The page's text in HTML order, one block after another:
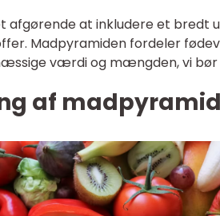
afgørende at inkludere et bredt
Madpyramiden fordeler
værdi og mængden, vi bør
af